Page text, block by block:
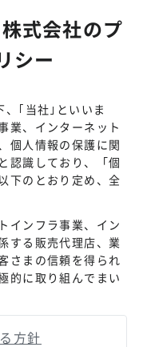
式会社のプ
シー
｢当社｣といいま
業、インターネット
個人情報の保護に関
認識しており、「個
下のとおり定め、全
インフラ事業、イン
する販売代理店、業
さまの信頼を得られ
的に取り組んでまい
方針